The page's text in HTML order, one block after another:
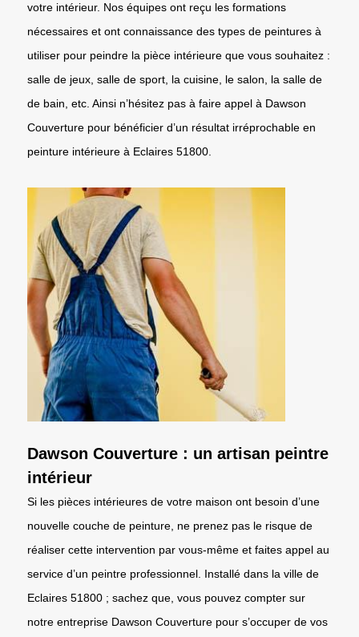
votre intérieur. Nos équipes ont reçu les formations
nécessaires et ont connaissance des types de peintures à
utiliser pour peindre la pièce intérieure que vous souhaitez :
salle de jeux, salle de sport, la cuisine, le salon, la salle de
de bain, etc. Ainsi n’hésitez pas à faire appel à Dawson
Couverture pour bénéficier d’un résultat irréprochable en
peinture intérieure à Eclaires 51800.
Dawson Couverture : un artisan peintre
intérieur
Si les pièces intérieures de votre maison ont besoin d’une
nouvelle couche de peinture, ne prenez pas le risque de
réaliser cette intervention par vous-même et faites appel au
service d’un peintre professionnel. Installé dans la ville de
Eclaires 51800 ; sachez que, vous pouvez compter sur
notre entreprise Dawson Couverture pour s’occuper de vos